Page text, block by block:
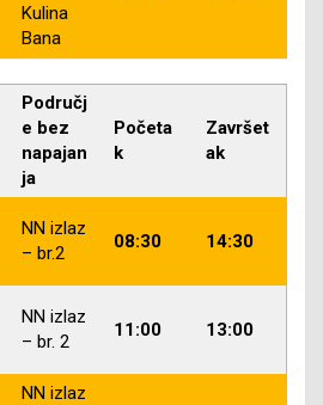
Kulina
Bana
Područj
e bez
napajan
ja
Početa
k
Završet
ak
NN izlaz
– br.2
08:30 14:30
NN izlaz
– br. 2
11:00 13:00
NN izlaz